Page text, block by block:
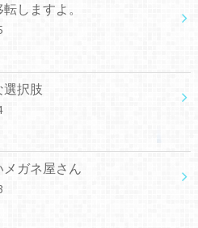
しますよ。
選択肢
ガネ屋さん